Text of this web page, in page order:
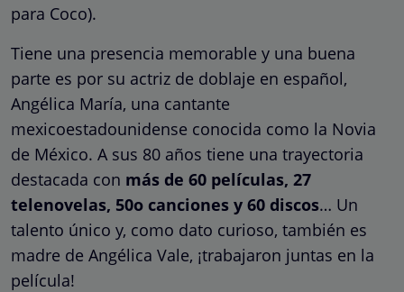
para Coco).
Tiene una presencia memorable y una buena
parte es por su actriz de doblaje en español,
Angélica María, una cantante
mexicoestadounidense conocida como la Novia
de México. A sus 80 años tiene una trayectoria
destacada con más de 60 películas, 27
telenovelas, 50o canciones y 60 discos… Un
talento único y, como dato curioso, también es
madre de Angélica Vale, ¡trabajaron juntas en la
película!